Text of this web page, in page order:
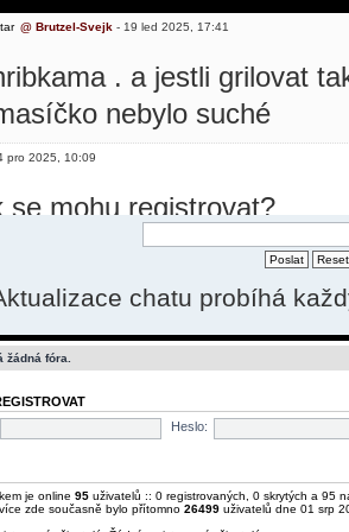
@ Brutzel-Svejk- 19 led 2025, 17:41
. a jestli grilovat
nebylo suché
pro 2025, 10:09
se mohu registrovat?
den, potřebovala bych
ale nevím jak se
registrace
@ Brutzel-Svejk- 01 led 2026, 22:22
chatu probíhá
žádná fóra.
Heslo:
je online 95uživatelů :: 0 registrovaných, 0 skrytých a 95
zde současně bylo přítomno 26499uživatelů dne 01 srp